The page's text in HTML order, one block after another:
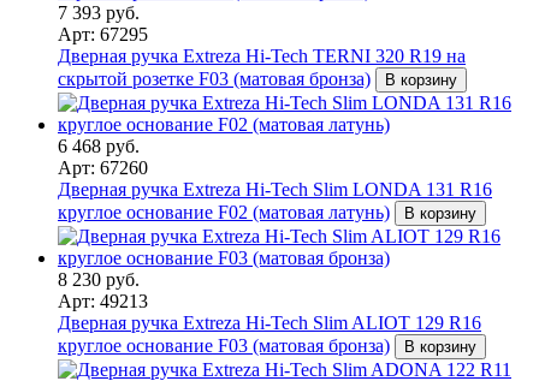
7 393 руб.
Арт: 67295
Дверная ручка Extreza Hi-Tech TERNI 320 R19 на
скрытой розетке F03 (матовая бронза)
В корзину
6 468 руб.
Арт: 67260
Дверная ручка Extreza Hi-Tech Slim LONDA 131 R16
круглое основание F02 (матовая латунь)
В корзину
8 230 руб.
Арт: 49213
Дверная ручка Extreza Hi-Tech Slim ALIOT 129 R16
круглое основание F03 (матовая бронза)
В корзину